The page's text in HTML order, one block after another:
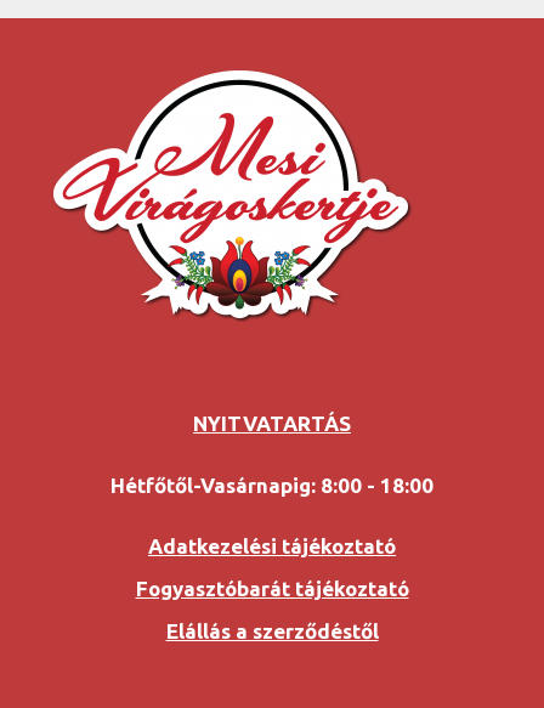
NYITVATARTÁS
Hétfőtől-Vasárnapig: 8:00 - 18:00
Adatkezelési tájékoztató
Fogyasztóbarát tájékoztató
Elállás a szerződéstől